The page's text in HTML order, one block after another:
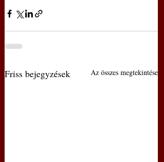
Friss bejegyzések Az összes megtekintése